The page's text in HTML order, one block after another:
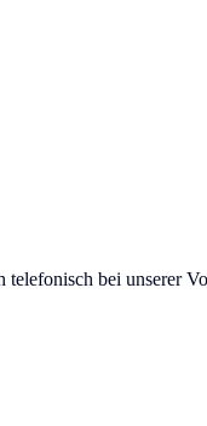
telefonisch bei unserer